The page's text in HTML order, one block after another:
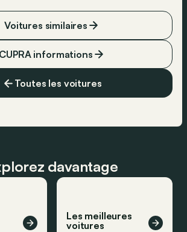
Toutes les voitures
CUPRA informations
Voitures similaires
davantage
Les meilleures
voitures